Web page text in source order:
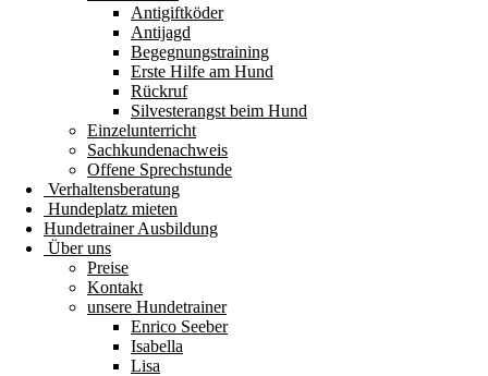
Antigiftköder
Antijagd
Begegnungstraining
Erste Hilfe am Hund
Rückruf
Silvesterangst beim Hund
Einzelunterricht
Sachkundenachweis
Offene Sprechstunde
Verhaltensberatung
Hundeplatz mieten
Hundetrainer Ausbildung
Über uns
Preise
Kontakt
unsere Hundetrainer
Enrico Seeber
Isabella
Lisa